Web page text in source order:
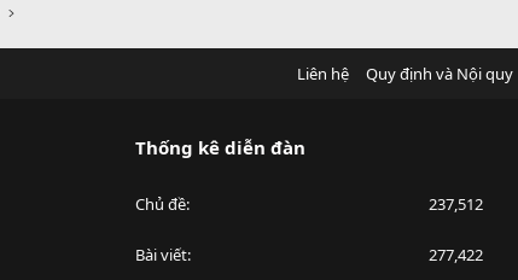
Liên hệ Quy định và Nội quy
Thống kê diễn đàn
Chủ đề 237,512
Bài viết 277,422